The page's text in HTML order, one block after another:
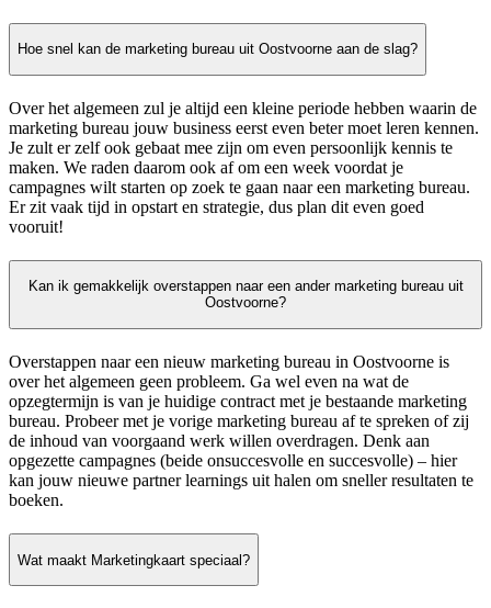
Hoe snel kan de marketing bureau uit Oostvoorne aan de slag?
Over het algemeen zul je altijd een kleine periode hebben waarin de
marketing bureau jouw business eerst even beter moet leren kennen.
Je zult er zelf ook gebaat mee zijn om even persoonlijk kennis te
maken. We raden daarom ook af om een week voordat je
campagnes wilt starten op zoek te gaan naar een marketing bureau.
Er zit vaak tijd in opstart en strategie, dus plan dit even goed
vooruit!
Kan ik gemakkelijk overstappen naar een ander marketing bureau uit
Oostvoorne?
Overstappen naar een nieuw marketing bureau in Oostvoorne is
over het algemeen geen probleem. Ga wel even na wat de
opzegtermijn is van je huidige contract met je bestaande marketing
bureau. Probeer met je vorige marketing bureau af te spreken of zij
de inhoud van voorgaand werk willen overdragen. Denk aan
opgezette campagnes (beide onsuccesvolle en succesvolle) – hier
kan jouw nieuwe partner learnings uit halen om sneller resultaten te
boeken.
Wat maakt Marketingkaart speciaal?